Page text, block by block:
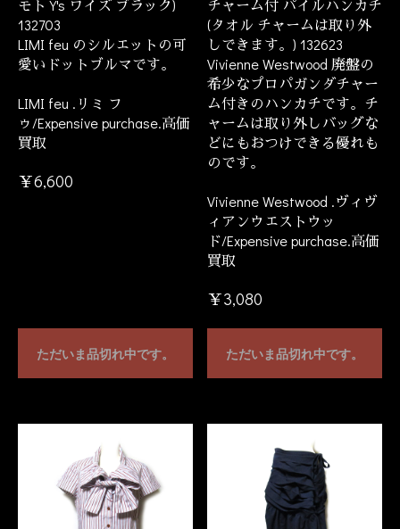
モト Y's ワイズ ブラック)
132703
LIMI feu のシルエットの可
愛いドットブルマです。
LIMI feu .リミ フ
ゥ/Expensive purchase.高価
買取
￥6,600
ただいま品切れ中です。
チャーム付 パイルハンカチ
(タオル チャームは取り外
しできます。) 132623
Vivienne Westwood 廃盤の
希少なプロパガンダチャー
ム付きのハンカチです。チ
ャームは取り外しバッグな
どにもおつけできる優れも
のです。
Vivienne Westwood .ヴィヴ
ィアンウエストウッ
ド/Expensive purchase.高価
買取
￥3,080
ただいま品切れ中です。